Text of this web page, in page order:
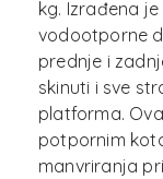
kg. Izrađena
vodootporne
prednje i
skinuti i sve
platforma.
potpornim
manvriranja